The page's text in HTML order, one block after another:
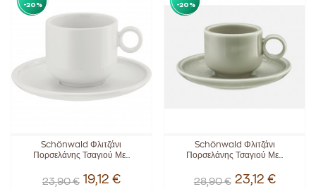
-20%
Schönwald Φλιτζάνι
Πορσελάνης Τσαγιού Με...
23,90 € 19,12 €
-20%
Schönwald Φλιτζάνι
Πορσελάνης Τσαγιού Με...
28,90 € 23,12 €